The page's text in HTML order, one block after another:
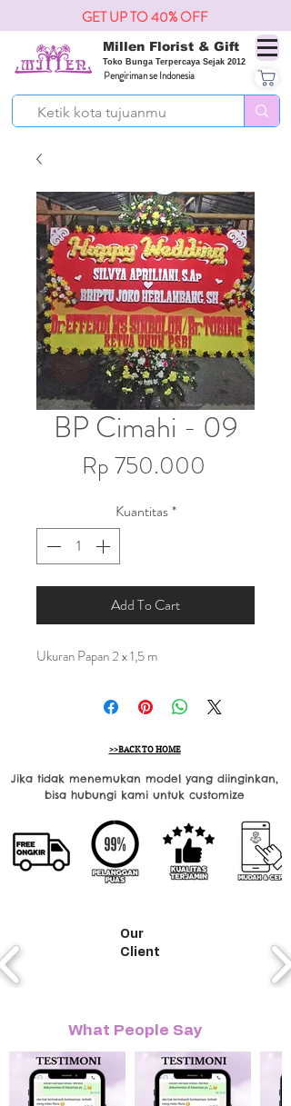
Millen Florist & Gift
Toko Bunga Terpercaya Sejak 2012
Pengiriman se Indonesia
GET UP TO 40% OFF
BP Cimahi - 09
Rp 750.000
Kuantitas*
Add To Cart
Ukuran Papan 2 x 1,5 m
>>BACK TO HOME
Jika tidak menemukan model yang diinginkan,
bisa hubungi kami untuk customize
Our
Client
What People Say